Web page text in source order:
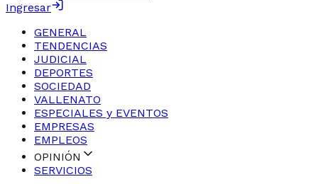
Ingresar
GENERAL
TENDENCIAS
JUDICIAL
DEPORTES
SOCIEDAD
VALLENATO
ESPECIALES y EVENTOS
EMPRESAS
EMPLEOS
OPINIÓN
SERVICIOS